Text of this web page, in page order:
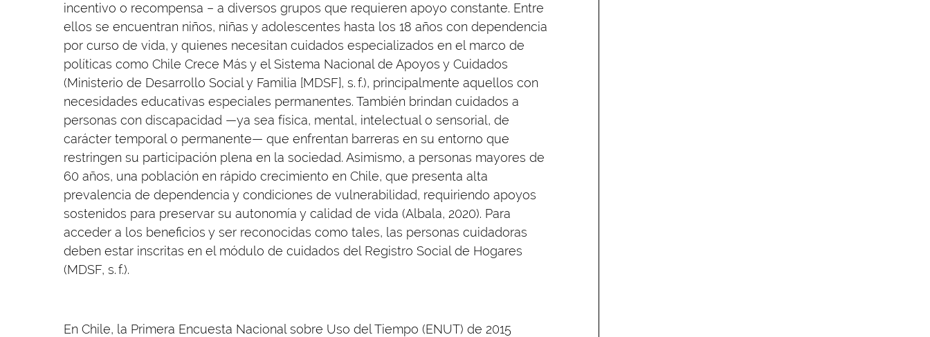
incentivo o recompensa – a diversos grupos que requieren apoyo constante. Entre
ellos se encuentran niños, niñas y adolescentes hasta los 18 años con dependencia
por curso de vida, y quienes necesitan cuidados especializados en el marco de
políticas como Chile Crece Más y el Sistema Nacional de Apoyos y Cuidados
(Ministerio de Desarrollo Social y Familia [MDSF], s. f.), principalmente aquellos con
necesidades educativas especiales permanentes. También brindan cuidados a
personas con discapacidad —ya sea física, mental, intelectual o sensorial, de
carácter temporal o permanente— que enfrentan barreras en su entorno que
restringen su participación plena en la sociedad. Asimismo, a personas mayores de
60 años, una población en rápido crecimiento en Chile, que presenta alta
prevalencia de dependencia y condiciones de vulnerabilidad, requiriendo apoyos
sostenidos para preservar su autonomía y calidad de vida (Albala, 2020). Para
acceder a los beneficios y ser reconocidas como tales, las personas cuidadoras
deben estar inscritas en el módulo de cuidados del Registro Social de Hogares
(MDSF, s. f.).
En Chile, la Primera Encuesta Nacional sobre Uso del Tiempo (ENUT) de 2015